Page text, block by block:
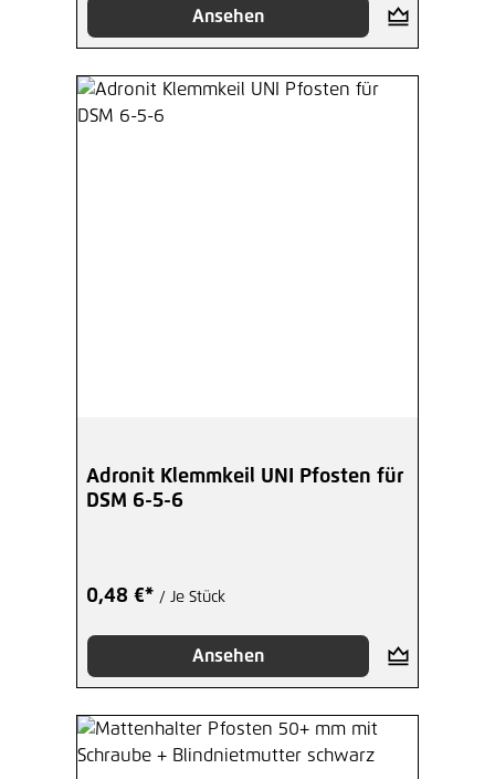
Ansehen
Adronit Klemmkeil UNI Pfosten für
DSM 6-5-6
0,48 €* / Je Stück
Ansehen